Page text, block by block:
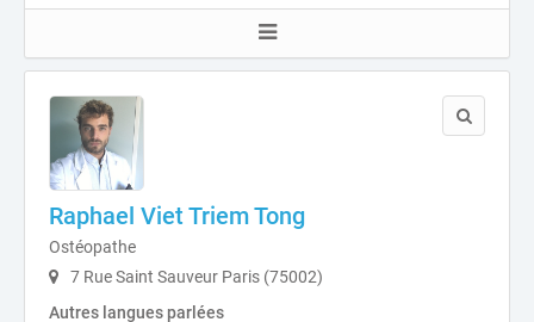
Raphael Viet Triem Tong
Ostéopathe
7 Rue Saint Sauveur Paris (75002)
Autres langues parlées